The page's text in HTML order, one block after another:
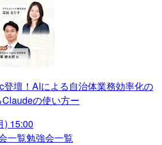
登壇！AIによる自治体業務効率化の
の使い方ー
) 15:00
一覧勉強会一覧